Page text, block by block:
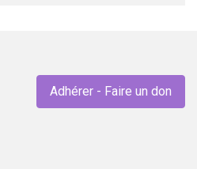
Adhérer - Faire un don